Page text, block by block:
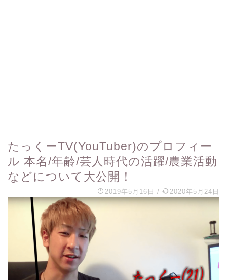
たっくーTV(YouTuber)のプロフィー
ル 本名/年齢/芸人時代の活躍/農業活動
などについて大公開！
2019年5月16日 / 2020年5月24日